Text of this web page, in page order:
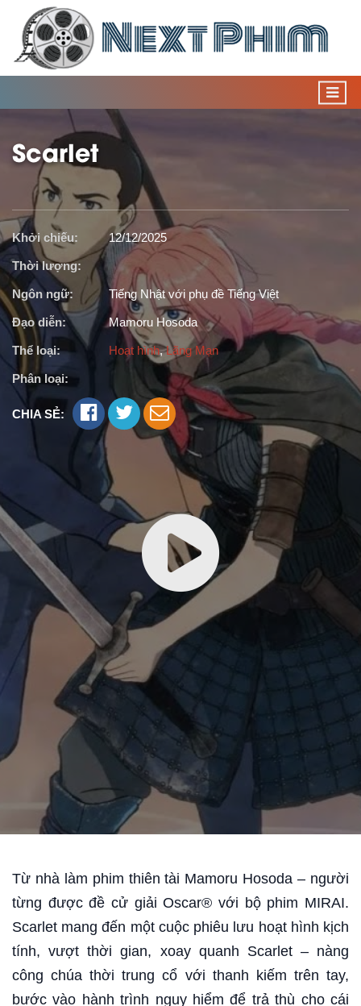
Scarlet
Khởi chiếu: 12/12/2025
Thời lượng:
Ngôn ngữ: Tiếng Nhật với phụ đề Tiếng Việt
Đạo diễn: Mamoru Hosoda
Thể loại: Hoạt hình,Lãng Mạn
Phân loại:
CHIA SẺ:
Từ nhà làm phim thiên tài Mamoru Hosoda – người
từng được đề cử giải Oscar® với bộ phim MIRAI.
Scarlet mang đến một cuộc phiêu lưu hoạt hình kịch
tính, vượt thời gian, xoay quanh Scarlet – nàng
công chúa thời trung cổ với thanh kiếm trên tay,
bước vào hành trình nguy hiểm để trả thù cho cái